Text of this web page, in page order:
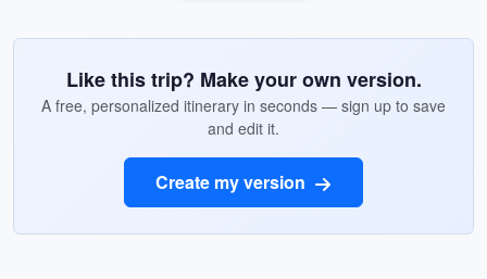
Like this trip? Make your own version.
A free, personalized itinerary in seconds — sign up to save
and edit it.
Create my version